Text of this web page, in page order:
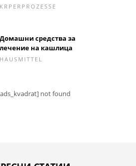
KRPERPROZESSE
Домашни средства за
лечение на кашлица
HAUSMITTEL
not found